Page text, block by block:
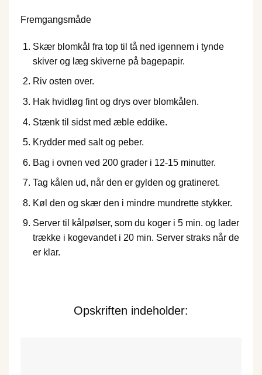
Fremgangsmåde
Skær blomkål fra top til tå ned igennem i tynde
skiver og læg skiverne på bagepapir.
Riv osten over.
Hak hvidløg fint og drys over blomkålen.
Stænk til sidst med æble eddike.
Krydder med salt og peber.
Bag i ovnen ved 200 grader i 12-15 minutter.
Tag kålen ud, når den er gylden og gratineret.
Køl den og skær den i mindre mundrette stykker.
Server til kålpølser, som du koger i 5 min. og lader
trække i kogevandet i 20 min. Server straks når de
er klar.
Opskriften indeholder: